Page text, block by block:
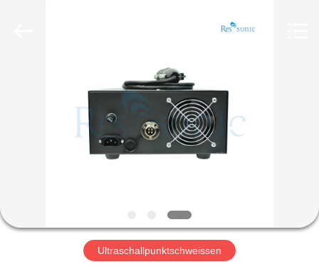
PRODUKTE
FABRIK-
AUSFLUGUltraschallpunktschweissen